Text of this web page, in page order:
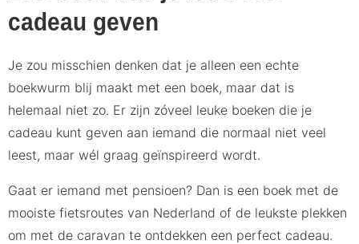
cadeau geven
Je zou misschien denken dat je alleen een echte
boekwurm blij maakt met een boek, maar dat is
helemaal niet zo. Er zijn zóveel leuke boeken die je
cadeau kunt geven aan iemand die normaal niet veel
leest, maar wél graag geïnspireerd wordt.
Gaat er iemand met pensioen? Dan is een boek met de
mooiste fietsroutes van Nederland of de leukste plekken
om met de caravan te ontdekken een perfect cadeau.